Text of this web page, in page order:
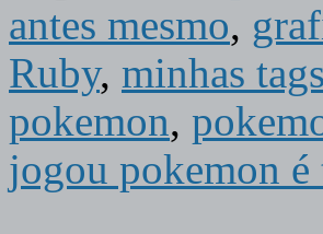
antes mesmo,
Ruby, minhas
pokemon,
jogou pokemon é